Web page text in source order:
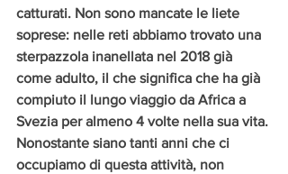
catturati. Non sono mancate le liete
soprese: nelle reti abbiamo trovato una
sterpazzola inanellata nel 2018 già
come adulto, il che significa che ha già
compiuto il lungo viaggio da Africa a
Svezia per almeno 4 volte nella sua vita.
Nonostante siano tanti anni che ci
occupiamo di questa attività, non